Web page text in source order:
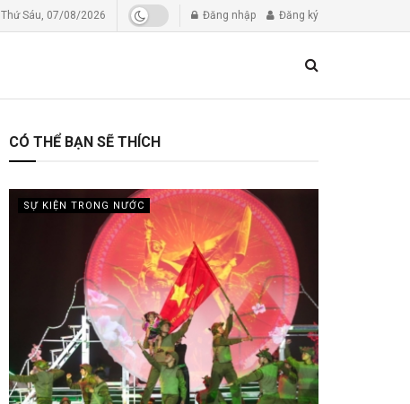
Thứ Sáu, 07/08/2026 Đăng nhập Đăng ký
CÓ THỂ BẠN SẼ THÍCH
SỰ KIỆN TRONG NƯỚC